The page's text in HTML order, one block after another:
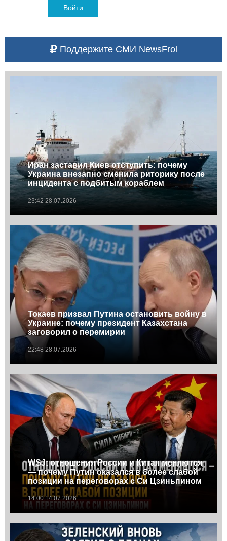
Войти
Поддержите СМИ NewsFrol
Иран заставил Киев отступить: почему
Украина внезапно сменила риторику после
инцидента с подбитым кораблем
23:42 28.07.2026
Токаев призвал Путина остановить войну в
Украине: почему президент Казахстана
заговорил о перемирии
22:48 28.07.2026
WSJ: отношения России и Китая меняются
— почему Путин оказался в более слабой
позиции на переговорах с Си Цзиньпином
14:00 14.07.2026